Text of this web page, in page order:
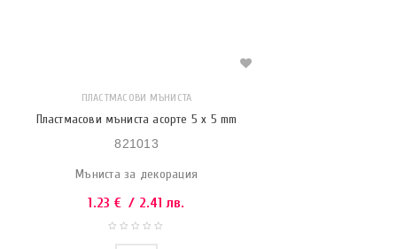
ПЛАСТМАСОВИ МЪНИСТА
Пластмасови мъниста асорте 5 x 5 mm
821013
Мъниста за декорация
1.23 € / 2.41 лв.